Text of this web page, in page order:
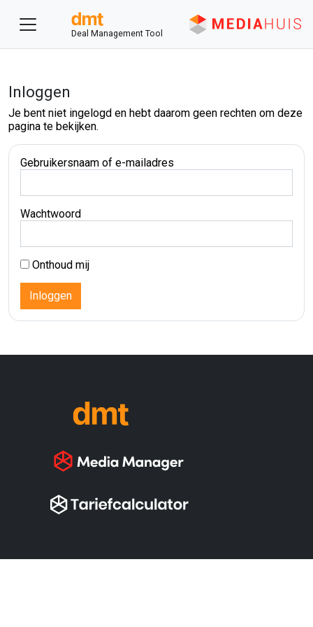
Deal Management Tool
Inloggen
Je bent niet ingelogd en hebt daarom geen rechten om deze
pagina te bekijken.
Gebruikersnaam of e-mailadres
Wachtwoord
Onthoud mij